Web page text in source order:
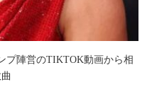
プ陣営のTIKTOK動画から相